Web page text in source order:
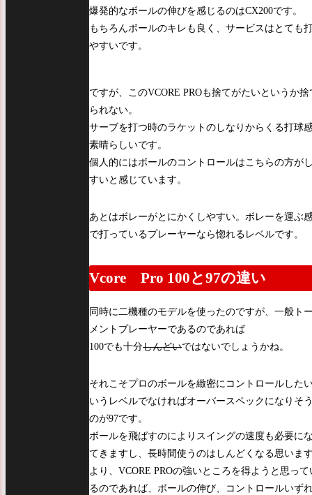
爆発的なボールの伸びを感じるのはCX200です。
もちろんボールのキレも良く、サービスはとても
やすいです。
ですが、このVCORE PROも捨てがたいというか捨
られない。
サーブを打つ時のラケットのしなりからくる打球
素晴らしいです。
個人的にはボールのコントロールはこちらの方が
すいと感じています。
あとはボレーがとにかくしやすい。ボレーを運ぶ
で打っているプレーヤーなら惚れるレベルです。
Vcore Pro 100と97の違い
同時に二機種のモデルを使ったのですが、一般ト
メントプレーヤーであるのであれば
100でも十分しんどいではないでしょうかね。
それこそプロのボールを緻密にコントロールした
いうレベルでなければオーバースペックになりそ
のが97です。
ボールを飛ばすのによりスイングの速度も必要に
てきますし、長時間使うのはしんどくなる思いま
より、VCORE PROの強いところを得ようと思って
るのであれば、ボールの伸び、コントロールいず